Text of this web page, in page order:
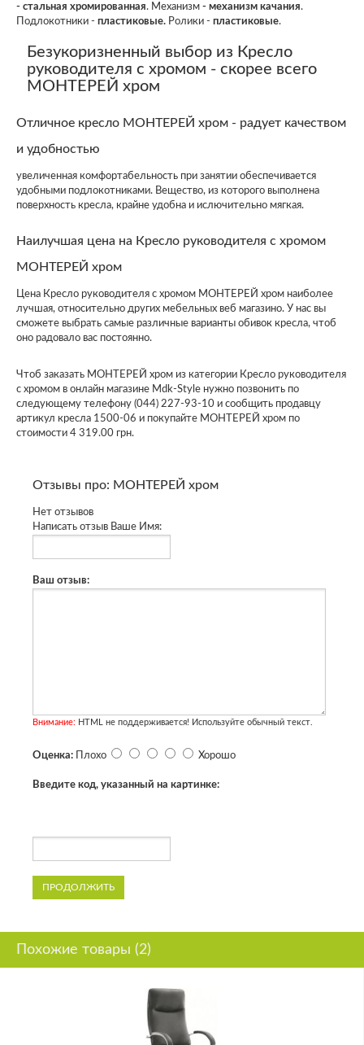
- стальная хромированная. Механизм - механизм качания.
Подлокотники - пластиковые. Ролики - пластиковые.
Безукоризненный выбор из Кресло
руководителя с хромом - скорее всего
МОНТЕРЕЙ хром
Отличное кресло МОНТЕРЕЙ хром - радует качеством
и удобностью
увеличенная комфортабельность при занятии обеспечивается
удобными подлокотниками. Вещество, из которого выполнена
поверхность кресла, крайне удобна и ислючительно мягкая.
Наилучшая цена на Кресло руководителя с хромом
МОНТЕРЕЙ хром
Цена Кресло руководителя с хромом МОНТЕРЕЙ хром наиболее
лучшая, относительно других мебельных веб магазино. У нас вы
сможете выбрать самые различные варианты обивок кресла, чтоб
оно радовало вас постоянно.
Чтоб заказать МОНТЕРЕЙ хром из категории Кресло руководителя
с хромом в онлайн магазине Mdk-Style нужно позвонить по
следующему телефону (044) 227-93-10 и сообщить продавцу
артикул кресла 1500-06 и покупайте МОНТЕРЕЙ хром по
стоимости 4 319.00 грн.
Отзывы про: МОНТЕРЕЙ хром
Нет отзывов
Написать отзыв Ваше Имя:
Ваш отзыв:
Внимание: HTML не поддерживается! Используйте обычный текст.
Оценка: Плохо Хорошо
Введите код, указанный на картинке:
ПРОДОЛЖИТЬ
Похожие товары (2)